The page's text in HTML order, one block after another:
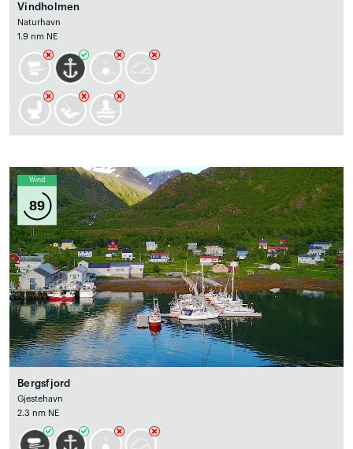
Vindholmen
Naturhavn
1.9 nm NE
Wind
89
Bergsfjord
Gjestehavn
2.3 nm NE